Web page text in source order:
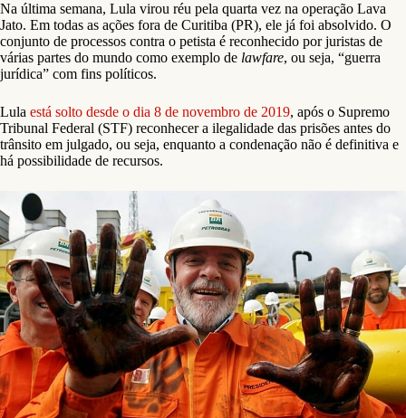
Na última semana, Lula virou réu pela quarta vez na operação Lava
Jato. Em todas as ações fora de Curitiba (PR), ele já foi absolvido. O
conjunto de processos contra o petista é reconhecido por juristas de
várias partes do mundo como exemplo de lawfare, ou seja, “guerra
jurídica” com fins políticos.
Lula está solto desde o dia 8 de novembro de 2019, após o Supremo
Tribunal Federal (STF) reconhecer a ilegalidade das prisões antes do
trânsito em julgado, ou seja, enquanto a condenação não é definitiva e
há possibilidade de recursos.